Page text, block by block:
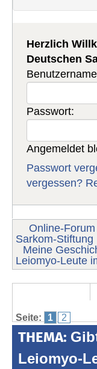
Herzlich
Deutschen
Passwort:
Angemeldet
Passwort
vergessen?
Online-Forum
Sarkom-Stiftung
Meine
Leiomyo-Leute
Seite: 1 2
THEMA:
Leiomyo-